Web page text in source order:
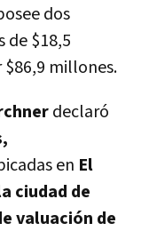
dos
de $18,5
millones.
declaró
en El
ciudad de
valuación de